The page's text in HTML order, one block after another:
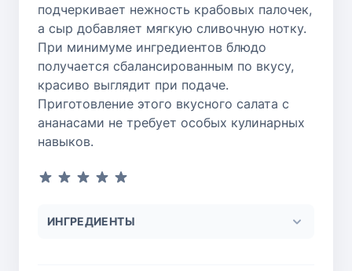
подчеркивает нежность крабовых палочек,
а сыр добавляет мягкую сливочную нотку.
При минимуме ингредиентов блюдо
получается сбалансированным по вкусу,
красиво выглядит при подаче.
Приготовление этого вкусного салата с
ананасами не требует особых кулинарных
навыков.
ИНГРЕДИЕНТЫ